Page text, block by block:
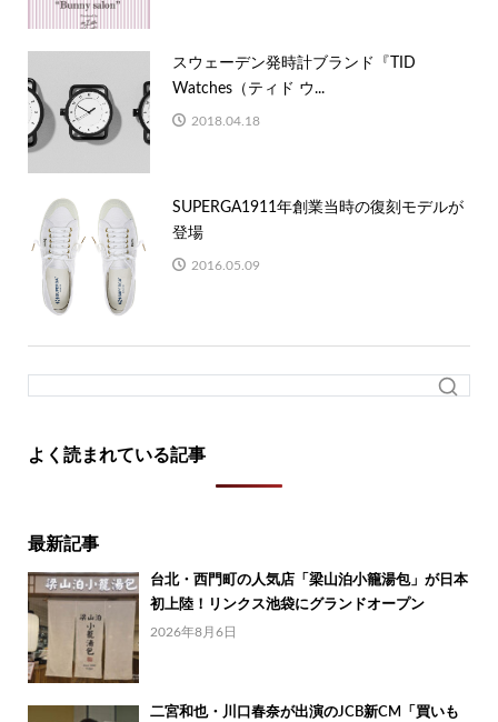
スウェーデン発時計ブランド『TID
Watches（ティド ウ...
2018.04.18
SUPERGA1911年創業当時の復刻モデルが
登場
2016.05.09
よく読まれている記事
最新記事
台北・西門町の人気店「梁山泊小籠湯包」が日本
初上陸！リンクス池袋にグランドオープン
2026年8月6日
二宮和也・川口春奈が出演のJCB新CM「買いも